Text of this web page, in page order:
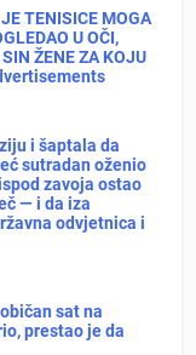
TENISICE MOGA
U OČI,
ŽENE ZA KOJU
i šaptala da
sutradan oženio
zavoja ostao
— i da iza
odvjetnica i
sat na
prestao je da